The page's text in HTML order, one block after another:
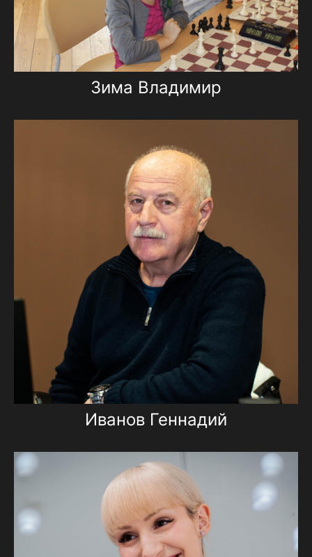
Зима Владимир
Иванов Геннадий